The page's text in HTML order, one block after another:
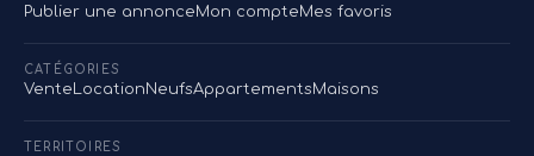
Publier une annonceMon compteMes favoris
CATÉGORIES
Vente LocationNeufsAppartementsMaisons
TERRITOIRES